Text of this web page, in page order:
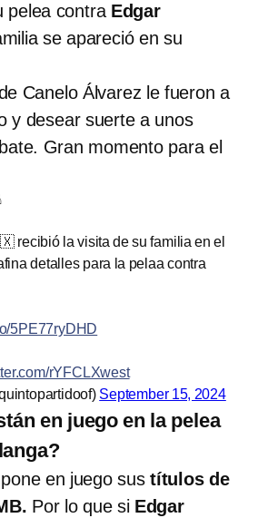
pelea contra Edgar
se apareció en su
Canelo Álvarez le fueron a
y desear suerte a unos
Gran momento para el
recibió la visita de su familia en el
detalles para la pelaa contra
5PE77ryDHD
rYFCLXwest
September 15, 2024
en juego en la pelea
en juego sustítulos de
Por lo que si Edgar